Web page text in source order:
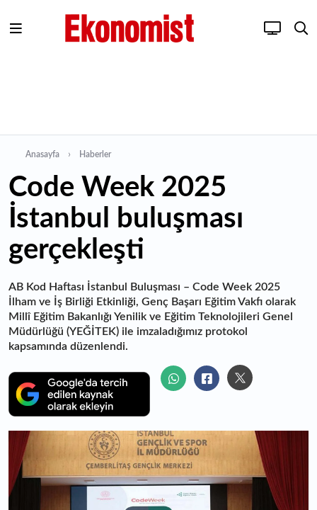
Anasayfa Haberler
Code Week 2025
İstanbul buluşması
gerçekleşti
AB Kod Haftası İstanbul Buluşması – Code Week 2025
İlham ve İş Birliği Etkinliği, Genç Başarı Eğitim Vakfı olarak
Millî Eğitim Bakanlığı Yenilik ve Eğitim Teknolojileri Genel
Müdürlüğü (YEĞİTEK) ile imzaladığımız protokol
kapsamında düzenlendi.